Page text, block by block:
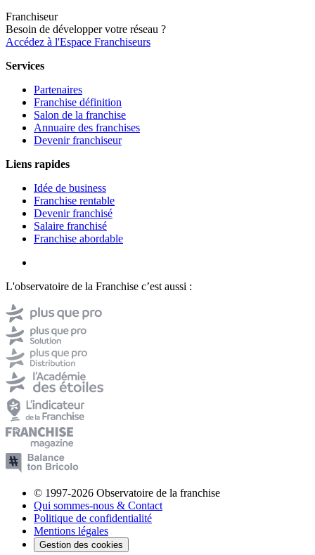
Franchiseur
Besoin de développer votre réseau ?
Accédez à l'Espace Franchiseurs
Services
Partenaires
Franchise définition
Salon de la franchise
Annuaire des franchises
Devenir franchiseur
Liens rapides
Idée de business
Franchise rentable
Devenir franchisé
Salaire franchisé
Franchise abordable
L'observatoire de la Franchise c’est aussi :
© 1997-2026 Observatoire de la franchise
Qui sommes-nous & Contact
Politique de confidentialité
Mentions légales
Gestion des cookies